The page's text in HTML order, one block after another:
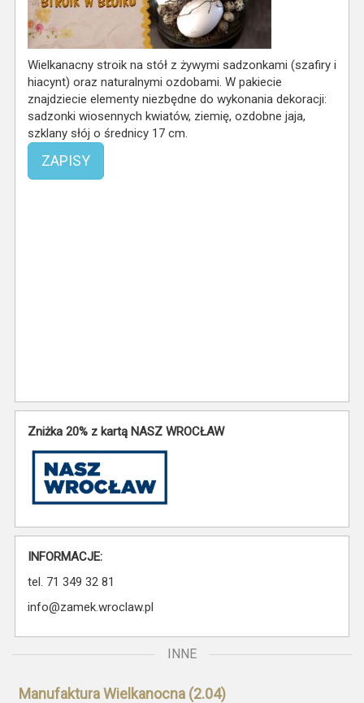
Wielkanacny stroik na stół z żywymi sadzonkami (szafiry i
hiacynt) oraz naturalnymi ozdobami. W pakiecie
znajdziecie elementy niezbędne do wykonania dekoracji:
sadzonki wiosennych kwiatów, ziemię, ozdobne jaja,
szklany słój o średnicy 17 cm.
ZAPISY
Zniżka 20% z kartą NASZ WROCŁAW
INFORMACJE:
tel. 71 349 32 81
info@zamek.wroclaw.pl
INNE
Manufaktura Wielkanocna (2.04)